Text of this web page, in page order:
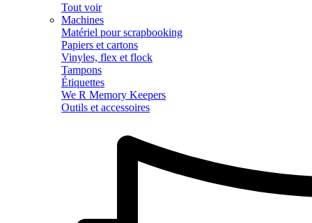
Tout voir
Machines
Matériel pour scrapbooking
Papiers et cartons
Vinyles, flex et flock
Tampons
Étiquettes
We R Memory Keepers
Outils et accessoires